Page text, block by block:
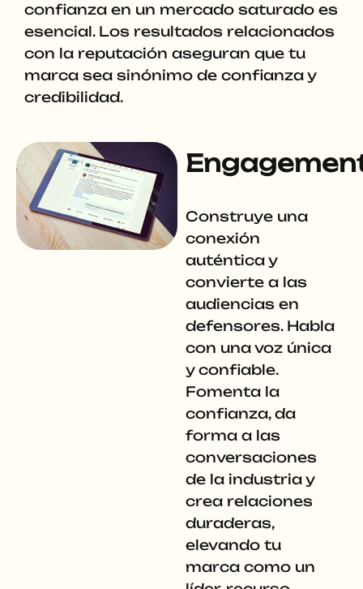
confianza en un mercado saturado es
esencial. Los resultados relacionados
con la reputación aseguran que tu
marca sea sinónimo de confianza y
credibilidad.
Construye una
conexión
auténtica y
convierte a las
audiencias en
defensores. Habla
con una voz única
y confiable.
Fomenta la
confianza, da
forma a las
conversaciones
de la industria y
crea relaciones
duraderas,
elevando tu
marca como un